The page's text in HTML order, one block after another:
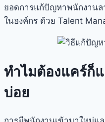
ยอดการแก้ปัญหาพนักงาน
ในองค์กร ด้วย Talent
ทำไมต้องแคร์ก็
บ่อย